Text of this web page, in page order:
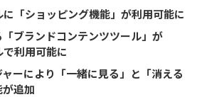
「ショッピング機能」が利用可能に
ブランドコンテンツツール」が
利用可能に
ーにより「一緒に見る」と「消える
追加